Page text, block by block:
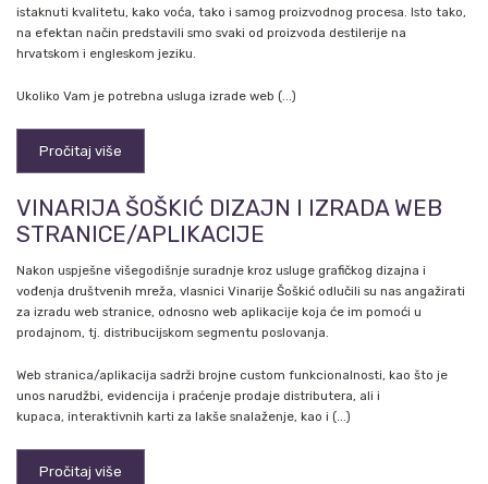
istaknuti kvalitetu, kako voća, tako i samog proizvodnog procesa. Isto tako,
na efektan način predstavili smo svaki od proizvoda destilerije na
hrvatskom i engleskom jeziku.
Ukoliko Vam je potrebna usluga izrade web (...)
Pročitaj više
VINARIJA ŠOŠKIĆ DIZAJN I IZRADA WEB
STRANICE/APLIKACIJE
Nakon uspješne višegodišnje suradnje kroz usluge grafičkog dizajna i
vođenja društvenih mreža, vlasnici Vinarije Šoškić odlučili su nas angažirati
za izradu web stranice, odnosno web aplikacije koja će im pomoći u
prodajnom, tj. distribucijskom segmentu poslovanja.
Web stranica/aplikacija sadrži brojne custom funkcionalnosti, kao što je
unos narudžbi, evidencija i praćenje prodaje distributera, ali i
kupaca, interaktivnih karti za lakše snalaženje, kao i (...)
Pročitaj više